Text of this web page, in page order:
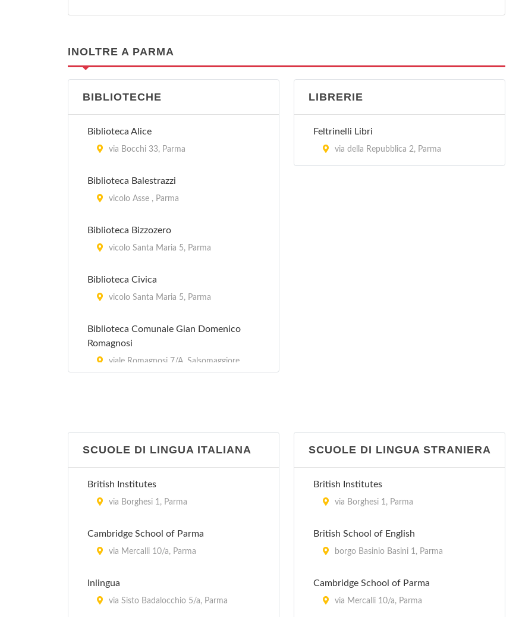
INOLTRE A PARMA
BIBLIOTECHE
Biblioteca Alice
via Bocchi 33, Parma
Biblioteca Balestrazzi
vicolo Asse , Parma
Biblioteca Bizzozero
vicolo Santa Maria 5, Parma
Biblioteca Civica
vicolo Santa Maria 5, Parma
Biblioteca Comunale Gian Domenico
Romagnosi
viale Romagnosi 7/A, Salsomaggiore
Terme
Biblioteca Pavese
Emeroteca
LIBRERIE
Feltrinelli Libri
via della Repubblica 2, Parma
SCUOLE DI LINGUA ITALIANA
British Institutes
via Borghesi 1, Parma
Cambridge School of Parma
via Mercalli 10/a, Parma
Inlingua
via Sisto Badalocchio 5/a, Parma
SCUOLE DI LINGUA STRANIERA
British Institutes
via Borghesi 1, Parma
British School of English
borgo Basinio Basini 1, Parma
Cambridge School of Parma
via Mercalli 10/a, Parma